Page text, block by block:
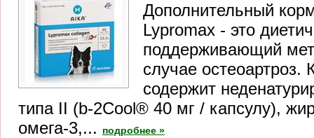
Дополнительный
Lypromax - это
поддерживающий
случае остеоартроз.
содержит
типа II (b-2Cool® 40 мг / капсулу),
омега-3,...
подробнее »